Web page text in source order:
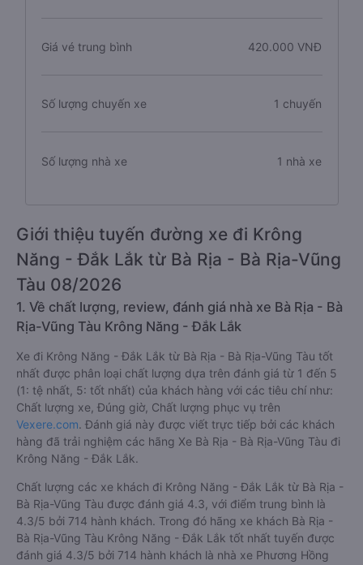
Giá vé trung bình 420.000 VNĐ
Số lượng chuyến xe 1 chuyến
Số lượng nhà xe 1 nhà xe
Giới thiệu tuyến đường xe đi Krông
Năng - Đắk Lắk từ Bà Rịa - Bà Rịa-Vũng
Tàu 08/2026
1. Về chất lượng, review, đánh giá nhà xe Bà Rịa - Bà
Rịa-Vũng Tàu Krông Năng - Đắk Lắk
Xe đi Krông Năng - Đắk Lắk từ Bà Rịa - Bà Rịa-Vũng Tàu tốt
nhất được phân loại chất lượng dựa trên đánh giá từ 1 đến 5
(1: tệ nhất, 5: tốt nhất) của khách hàng với các tiêu chí như:
Chất lượng xe, Đúng giờ, Chất lượng phục vụ trên
Vexere.com. Đánh giá này được viết trực tiếp bởi các khách
hàng đã trải nghiệm các hãng Xe Bà Rịa - Bà Rịa-Vũng Tàu đi
Krông Năng - Đắk Lắk.
Chất lượng các xe khách đi Krông Năng - Đắk Lắk từ Bà Rịa -
Bà Rịa-Vũng Tàu được đánh giá 4.3, với điểm trung bình là
4.3/5 bởi 714 hành khách. Trong đó hãng xe khách Bà Rịa -
Bà Rịa-Vũng Tàu Krông Năng - Đắk Lắk tốt nhất tuyến được
đánh giá 4.3/5 bởi 714 hành khách là nhà xe Phương Hồng